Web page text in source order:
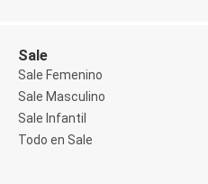
Blusas y Remera
Body
Deportivo
Manga 3/4
Manga Corta
Sale
Sale Femenino
Sale Masculino
Sale Infantil
Todo en Sale